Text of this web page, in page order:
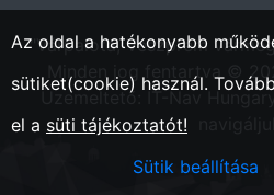
"Várpalota, Veszprém
Minden jog fentartva ©
Üzemeltető: IT-Nav
Az oldal a hatékonyabb
sütiket(cookie) használ.
el a süti tájékoztatót!
Sütik beállítása